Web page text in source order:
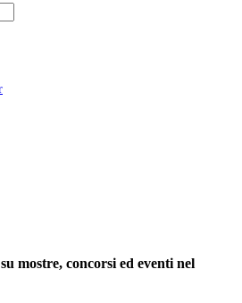
mostre, concorsi ed eventi nel